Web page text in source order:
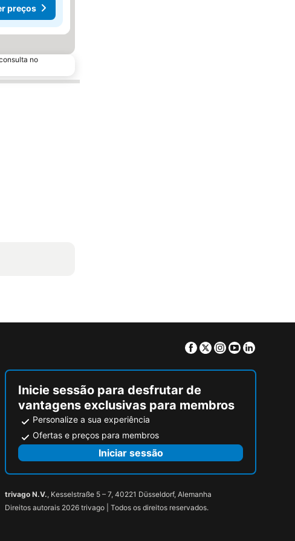
preços
no
Facebook
TwitterInstagram
Youtube
Inicie sessão para desfrutar de
vantagens exclusivas para membros
Personalize a sua experiência
Ofertas e preços para membros
Iniciar sessão
trivago N.V., Kesselstraße 5 – 7, 40221 Düsseldorf, Alemanha
Direitos autorais 2026 trivago | Todos os direitos reservados.